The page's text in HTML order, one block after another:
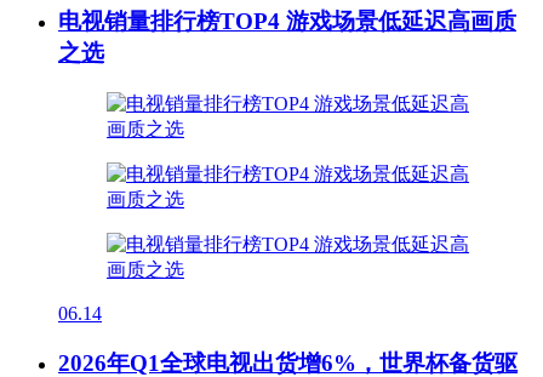
电视销量排行榜TOP4 游戏场景低延迟高画质
之选
06.14
2026年Q1全球电视出货增6%，世界杯备货驱